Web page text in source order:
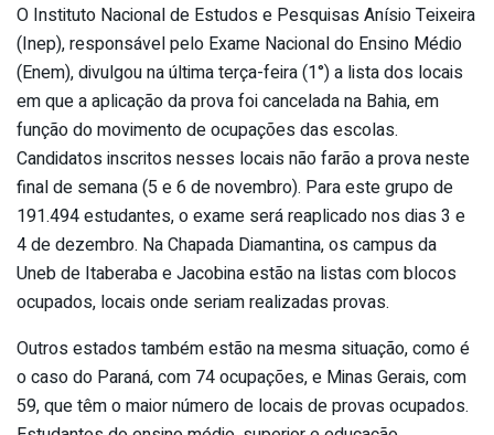
O Instituto Nacional de Estudos e Pesquisas Anísio Teixeira
(Inep), responsável pelo Exame Nacional do Ensino Médio
(Enem), divulgou na última terça-feira (1°) a lista dos locais
em que a aplicação da prova foi cancelada na Bahia, em
função do movimento de ocupações das escolas.
Candidatos inscritos nesses locais não farão a prova neste
final de semana (5 e 6 de novembro). Para este grupo de
191.494 estudantes, o exame será reaplicado nos dias 3 e
4 de dezembro. Na Chapada Diamantina, os campus da
Uneb de Itaberaba e Jacobina estão na listas com blocos
ocupados, locais onde seriam realizadas provas.
Outros estados também estão na mesma situação, como é
o caso do Paraná, com 74 ocupações, e Minas Gerais, com
59, que têm o maior número de locais de provas ocupados.